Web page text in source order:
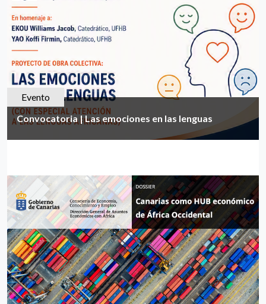
Convocatoria | Las emociones en las lenguas
Evento